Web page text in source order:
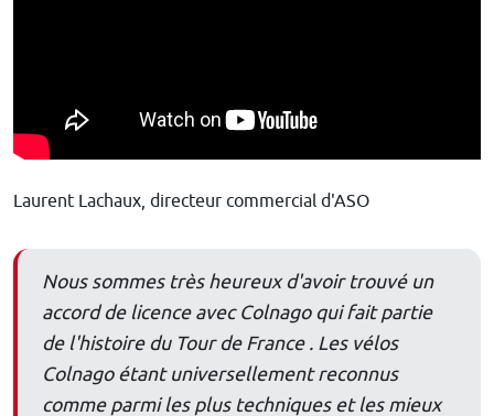
Laurent Lachaux, directeur commercial d'ASO
Nous sommes très heureux d'avoir trouvé un
accord de licence avec Colnago qui fait partie
de l'histoire du Tour de France . Les vélos
Colnago étant universellement reconnus
comme parmi les plus techniques et les mieux